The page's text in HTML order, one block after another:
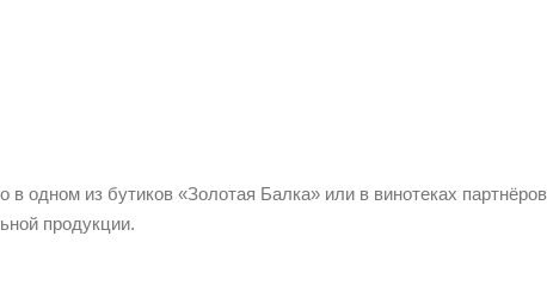
в одном из бутиков «Золотая Балка» или в винотеках партнёров
продукции.